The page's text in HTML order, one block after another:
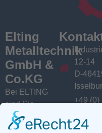
Elting
Metalltechnik
GmbH &
Co.KG
Bei ELTING
sind Sie
richtig, wenn
Sie Fachleute
12-14
D-
+49 (0)
79 - 0